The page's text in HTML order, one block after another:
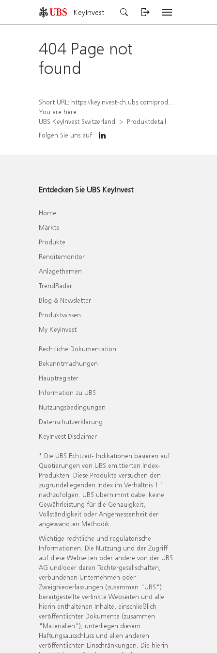
KeyInvest
404 Page not
found
Short URL: https://keyinvest-ch.ubs.com/produkt/detail/index/isin/CH1456564231
You are here:
UBS KeyInvest Switzerland
Produktdetail
Folgen Sie uns auf
Entdecken Sie UBS KeyInvest
Home
Märkte
Produkte
Renditemonitor
Anlagethemen
TrendRadar
Blog & Newsletter
Produktwissen
My KeyInvest
Rechtliche Dokumentation
Bekanntmachungen
Hauptregister
Information zu UBS
Nutzungsbedingungen
Datenschutzerklärung
KeyInvest Disclaimer
* Die UBS Echtzeit- Indikationen basieren auf
Quotierungen von UBS emittierten Index-
Produkten. Diese Produkte versuchen den
zugrundeliegenden Index im Verhältnis 1:1
nachzufolgen. UBS übernimmt dabei keine
Gewährleistung für die Genauigkeit,
Vollständigkeit oder Angemessenheit der
angewandten Methodik.
Wichtige rechtliche und regulatorische
Informationen. Die Nutzung und der Zugriff
auf diese Webseiten oder andere von der UBS
AG und/oder deren Tochtergesellschaften,
verbundenen Unternehmen oder
Zweigniederlassungen (zusammen "UBS")
bereitgestellte verlinkte Webseiten und alle
hierin enthaltenen Inhalte, einschließlich
veröffentlichter Dokumente (zusammen
"Materialien"), unterliegen diesem
Haftungsausschluss und allen anderen
veröffentlichten Einschränkungen. Die hierin